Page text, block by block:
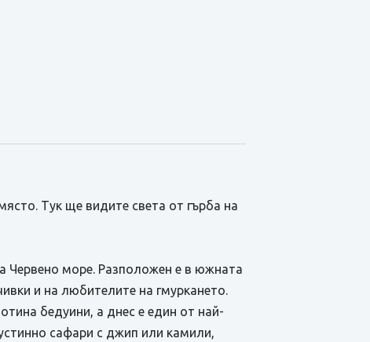
Тук ще видите света от гърба на
Червено море. Разположен е в южната
и на любителите на гмуркането.
бедуини, а днес е един от най-
сафари с джип или камили,